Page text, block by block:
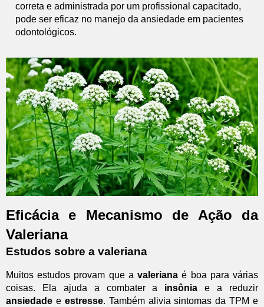
correta e administrada por um profissional capacitado,
pode ser eficaz no manejo da ansiedade em pacientes
odontológicos.
Eficácia e Mecanismo de Ação da
Valeriana
Estudos sobre a valeriana
Muitos estudos provam que avaleriana é boa para várias
coisas. Ela ajuda a combater a insônia e a reduzir
ansiedade e estresse. Também alivia sintomas da TPM e